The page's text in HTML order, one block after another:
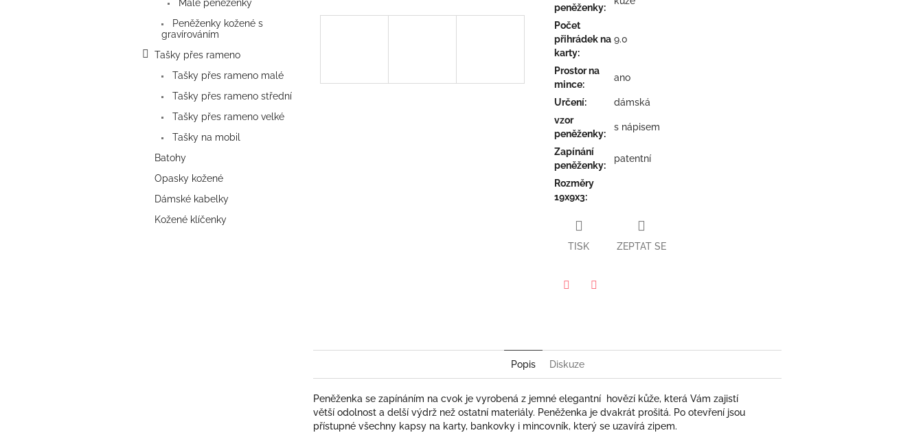
Malé peněženky
Peněženky kožené s
gravírováním
Tašky přes rameno
Tašky přes rameno malé
Tašky přes rameno střední
Tašky přes rameno velké
Tašky na mobil
Batohy
Opasky kožené
Dámské kabelky
Kožené klíčenky
peněženky:
Počet
přihrádek na
karty:
9.0
Prostor na
mince:
ano
Určení:
dámská
vzor
peněženky:
s nápisem
Zapínání
peněženky:
patentní
Rozměry
19x9x3:
TISK ZEPTAT SE
Popis Diskuze
Peněženka se zapínáním na cvok je vyrobená z jemné elegantní hovězí kůže, která Vám zajistí
větší odolnost a delší výdrž než ostatní materiály. Peněženka je dvakrát prošitá. Po otevření jsou
přístupné všechny kapsy na karty, bankovky i mincovník, který se uzavírá zipem.